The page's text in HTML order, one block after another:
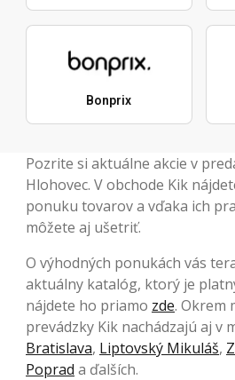
Bonprix
Pozrite si aktuálne akcie v
Hlohovec. V obchode Kik
ponuku tovarov a vďaka ich
môžete aj ušetriť.
O výhodných ponukách vás
aktuálny katalóg, ktorý je
nájdete ho priamo zde. Okrem
prevádzky Kik nachádzajú aj v
Bratislava, Liptovský Mikuláš,
Poprad a ďalších.